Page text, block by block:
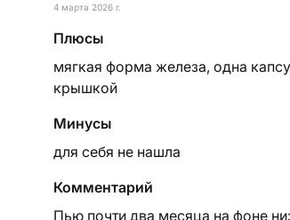
4 марта 2026 г.
Плюсы
мягкая форма железа, одна
крышкой
Минусы
для себя не нашла
Комментарий
Пью почти два месяца на фоне